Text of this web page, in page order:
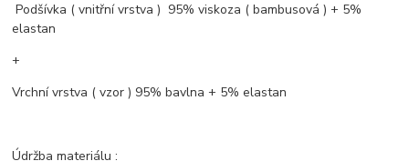
Podšívka ( vnitřní vrstva ) 95% viskoza ( bambusová ) + 5%
elastan
+
Vrchní vrstva ( vzor ) 95% bavlna + 5% elastan
Údržba materiálu :